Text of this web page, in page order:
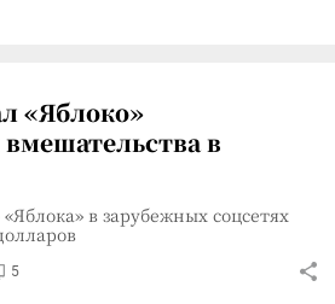
«Яблоко»
в
в зарубежных соцсетях
5